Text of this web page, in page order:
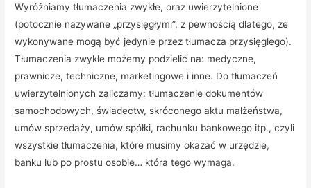
Wyróżniamy tłumaczenia zwykłe, oraz uwierzytelnione
(potocznie nazywane „przysięgłymi”, z pewnością dlatego, że
wykonywane mogą być jedynie przez tłumacza przysięgłego).
Tłumaczenia zwykłe możemy podzielić na: medyczne,
prawnicze, techniczne, marketingowe i inne. Do tłumaczeń
uwierzytelnionych zaliczamy: tłumaczenie dokumentów
samochodowych, świadectw, skróconego aktu małżeństwa,
umów sprzedaży, umów spółki, rachunku bankowego itp., czyli
wszystkie tłumaczenia, które musimy okazać w urzędzie,
banku lub po prostu osobie… która tego wymaga.